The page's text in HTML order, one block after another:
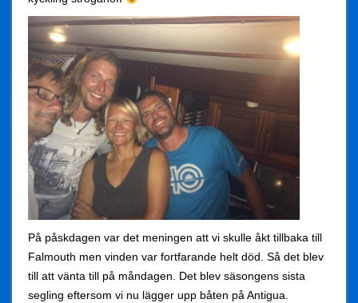
På påskdagen var det meningen att vi skulle åkt tillbaka till
Falmouth men vinden var fortfarande helt död. Så det blev
till att vänta till på måndagen. Det blev säsongens sista
segling eftersom vi nu lägger upp båten på Antigua.